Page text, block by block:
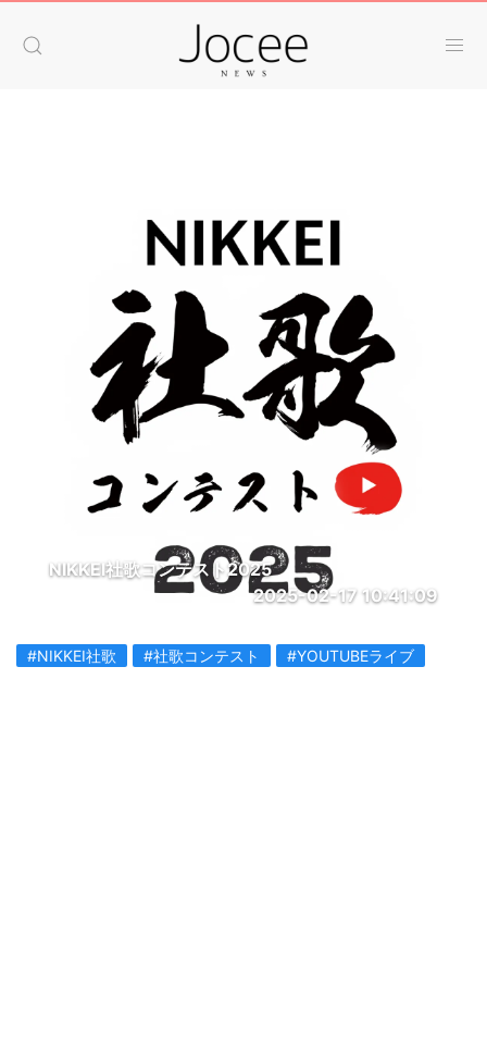
NIKKEI社歌コンテスト2025
2025-02-17 10:41:09
#NIKKEI社歌 #社歌コンテスト #YOUTUBEライブ